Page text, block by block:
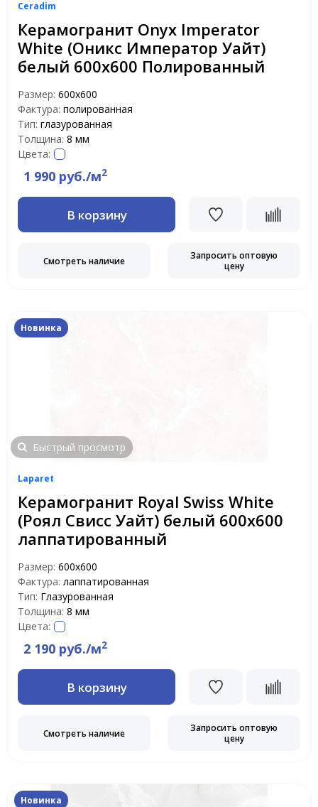
Ceradim
Керамогранит Onyx Imperator
White (Оникс Император Уайт)
белый 600x600 Полированный
Размер: 600x600
Фактура: полированная
Тип: глазурованная
Толщина: 8 мм
Цвета:
1 990 руб./м2
В корзину
Смотреть наличие
Запросить оптовую
цену
Новинка
Быстрый просмотр
Laparet
Керамогранит Royal Swiss White
(Роял Свисс Уайт) белый 600х600
лаппатированный
Размер: 600x600
Фактура: лаппатированная
Тип: Глазурованная
Толщина: 8 мм
Цвета:
2 190 руб./м2
В корзину
Смотреть наличие
Запросить оптовую
цену
Новинка